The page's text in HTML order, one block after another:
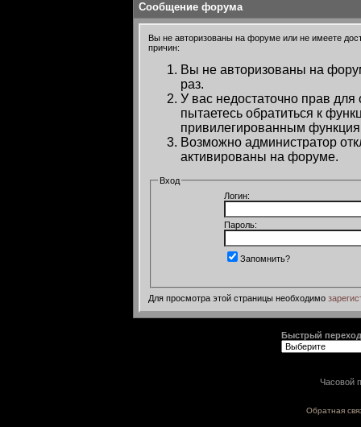
Сообщение форума
Вы не авторизованы на форуме или не имеете
причин:
Вы не авторизованы на
раз.
У вас недостаточно прав
пытаетесь обратиться к
привилегированным
Возможно администратор
активированы на форуме.
Вход
Логин:
Пароль:
Запомнить?
Для просмотра этой страницы необходимо
Быстрый переход
Часовой
Обратная